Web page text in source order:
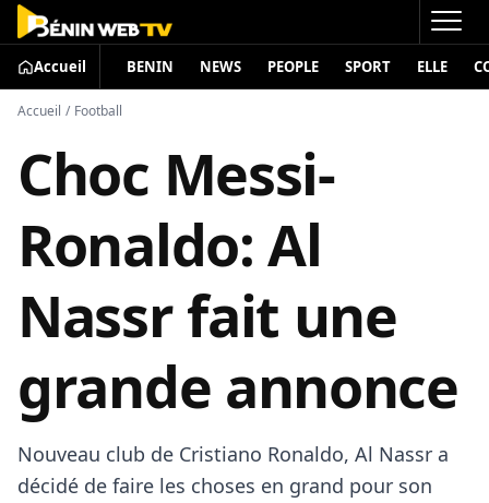
Accueil BENIN NEWS PEOPLE SPORT ELLE
Accueil / Football
Choc Messi-
Ronaldo: Al
Nassr fait une
grande annonce
Nouveau club de Cristiano Ronaldo, Al Nassr a
décidé de faire les choses en grand pour son